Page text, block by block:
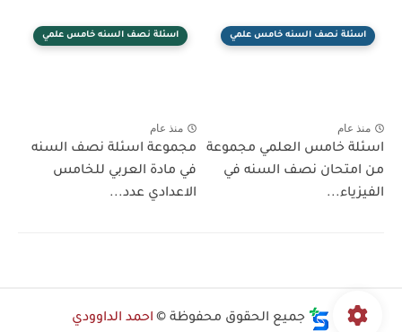
اسئلة نصف السنه خامس علمي
منذ عام
اسئلة خامس العلمي مجموعة
من امتحان نصف السنه في
الفيزياء...
اسئلة نصف السنه خامس علمي
منذ عام
مجموعة اسئلة نصف السنه
في مادة العربي للخامس
الاعدادي عدد...
جميع الحقوق محفوظة © احمد الداوودي